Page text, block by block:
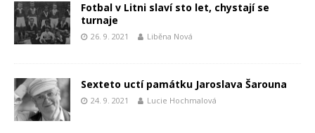
Fotbal v Litni slaví sto let, chystají se
turnaje
26. 9. 2021 Liběna Nová
Sexteto uctí památku Jaroslava Šarouna
24. 9. 2021 Lucie Hochmalová